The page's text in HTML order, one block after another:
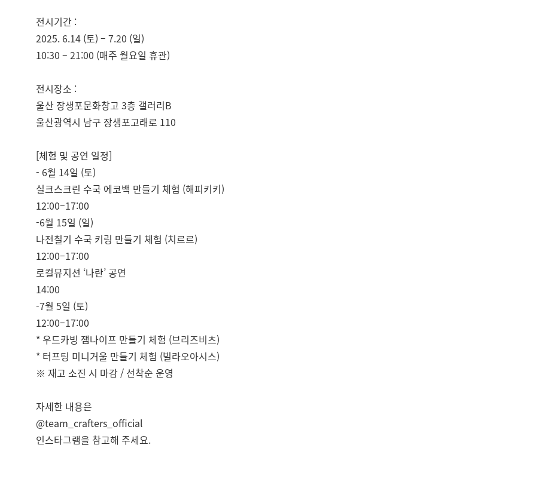
전시기간 :
2025. 6.14 (토) – 7.20 (일)
10:30 – 21:00 (매주 월요일 휴관)
전시장소 :
울산 장생포문화창고 3층 갤러리B
울산광역시 남구 장생포고래로 110
[체험 및 공연 일정]
- 6월 14일 (토)
실크스크린 수국 에코백 만들기 체험 (해피키키)
12:00–17:00
-6월 15일 (일)
나전칠기 수국 키링 만들기 체험 (치르르)
12:00–17:00
로컬뮤지션 ‘나란’ 공연
14:00
-7월 5일 (토)
12:00–17:00
* 우드카빙 잼나이프 만들기 체험 (브리즈비츠)
* 터프팅 미니거울 만들기 체험 (빌라오아시스)
※ 재고 소진 시 마감 / 선착순 운영
자세한 내용은
@team_crafters_official
인스타그램을 참고해 주세요.